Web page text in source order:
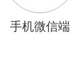
手机微信端